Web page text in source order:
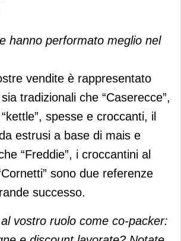
hanno performato meglio nel
vendite è rappresentato
tradizionali che “Caserecce”,
spesse e croccanti, il
estrusi a base di mais e
“Freddie”, i croccantini al
sono due referenze
successo.
vostro ruolo come co-packer: